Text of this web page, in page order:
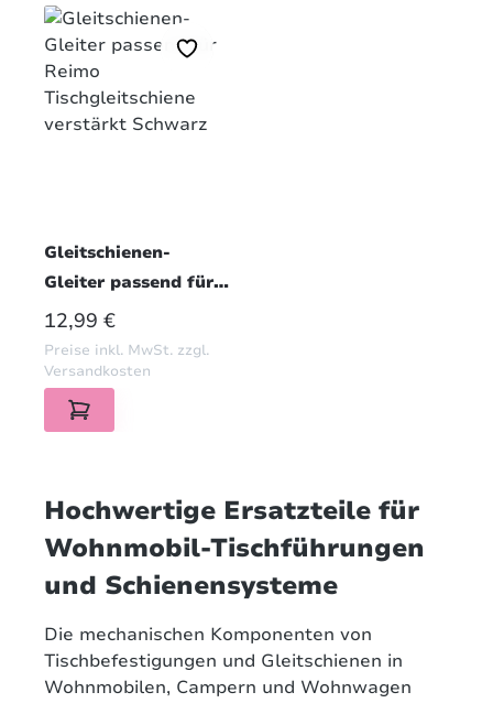
Gleitschienen-
Gleiter passend für
Reimo
Tischgleitschiene
verstärkt Schwarz
REGULÄRER PREIS:
12,99 €
Preise inkl. MwSt. zzgl.
Versandkosten
Hochwertige Ersatzteile für
Wohnmobil-Tischführungen
und Schienensysteme
Die mechanischen Komponenten von
Tischbefestigungen und Gleitschienen in
Wohnmobilen, Campern und Wohnwagen